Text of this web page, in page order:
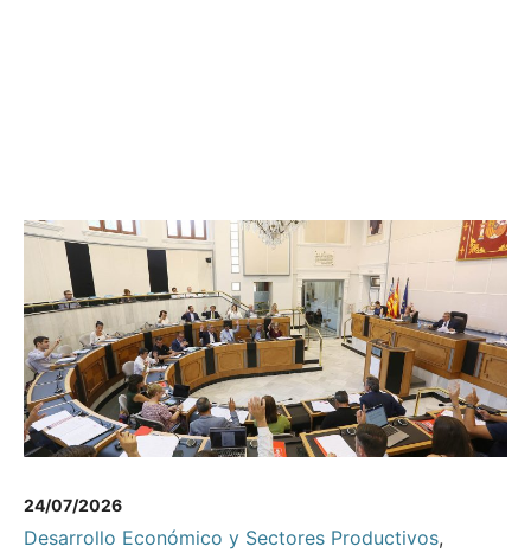
24/07/2026
Desarrollo Económico y Sectores Productivos,